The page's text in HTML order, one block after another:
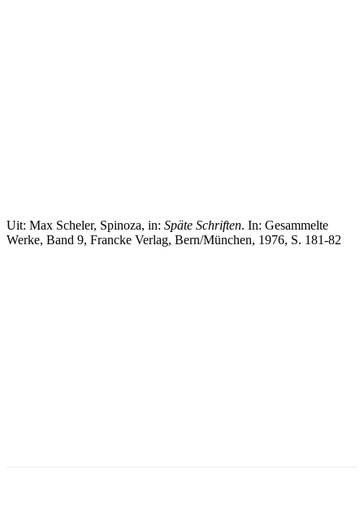
Uit: Max Scheler, Spinoza, in: Späte Schriften. In: Gesammelte
Werke, Band 9, Francke Verlag, Bern/München, 1976, S. 181-82